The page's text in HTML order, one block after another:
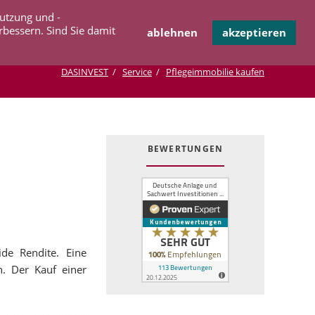
und -
Sind Sie damit
ablehnen akzeptieren
überspringen
KONTAKT
DASINVEST Service Pflegeimmobilie kaufen
Rendite. Eine
Der Kauf einer
BEWERTUNGEN